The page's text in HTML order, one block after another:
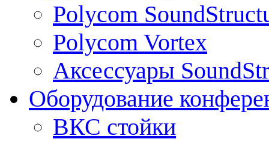
Polycom
Polycom Vortex
Аксессуары
Оборудование
ВКС стойки